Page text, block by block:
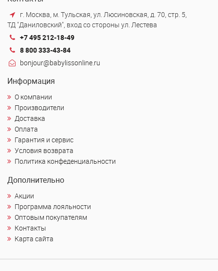
г. Москва, м. Тульская, ул. Люсиновская, д. 70, стр. 5,
ТД "Даниловский", вход со стороны ул. Лестева
+7 495 212-18-49
8 800 333-43-84
bonjour@babylissonline.ru
Информация
О компании
Производители
Доставка
Оплата
Гарантия и сервис
Условия возврата
Политика конфеденциальности
Дополнительно
Акции
Программа лояльности
Оптовым покупателям
Контакты
Карта сайта